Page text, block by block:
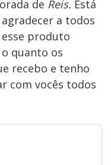
de Reis. Está
a todos
produto
quanto os
recebo e tenho
com vocês todos